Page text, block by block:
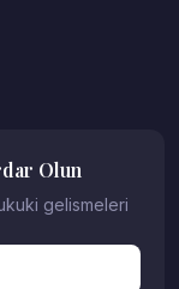
Olun
gelismeleri